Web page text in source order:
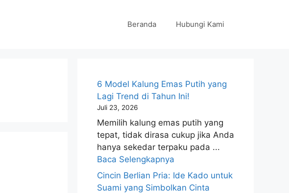
Beranda Hubungi Kami
6 Model Kalung Emas Putih yang
Lagi Trend di Tahun Ini!
Juli 23, 2026
Memilih kalung emas putih yang
tepat, tidak dirasa cukup jika Anda
hanya sekedar terpaku pada ...
Baca Selengkapnya
Cincin Berlian Pria: Ide Kado untuk
Suami yang Simbolkan Cinta